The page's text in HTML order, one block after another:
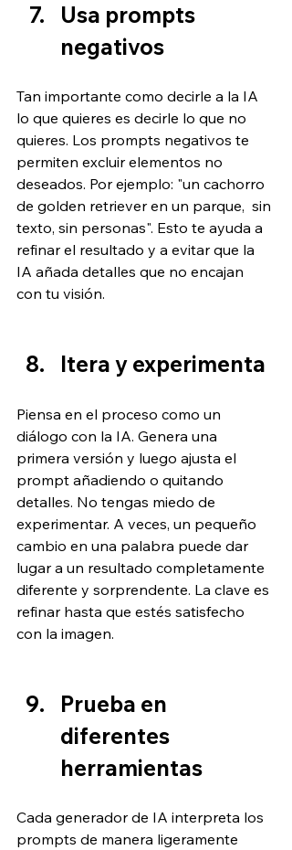
Usa prompts
negativos
Tan importante como decirle a la IA
lo que quieres es decirle lo que no
quieres. Los prompts negativos te
permiten excluir elementos no
deseados. Por ejemplo: "un cachorro
de golden retriever en un parque,  sin
texto, sin personas". Esto te ayuda a
refinar el resultado y a evitar que la
IA añada detalles que no encajan
con tu visión.
Itera y experimenta
Piensa en el proceso como un
diálogo con la IA. Genera una
primera versión y luego ajusta el
prompt añadiendo o quitando
detalles. No tengas miedo de
experimentar. A veces, un pequeño
cambio en una palabra puede dar
lugar a un resultado completamente
diferente y sorprendente. La clave es
refinar hasta que estés satisfecho
con la imagen.
Prueba en
diferentes
herramientas
Cada generador de IA interpreta los
prompts de manera ligeramente